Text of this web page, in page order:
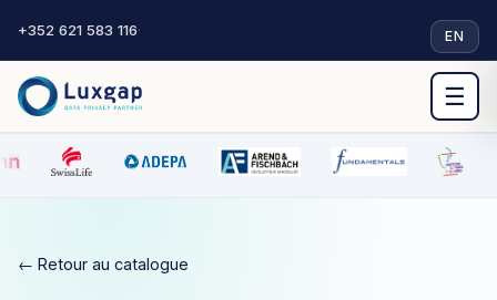
+352 621 583 116· EN
☰
← Retour au catalogue